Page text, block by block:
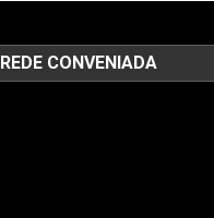
REDE CONVENIADA